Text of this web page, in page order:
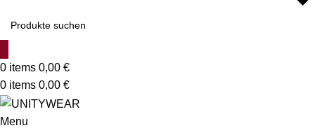
0 items 0,00 €
0 items 0,00 €
Menu